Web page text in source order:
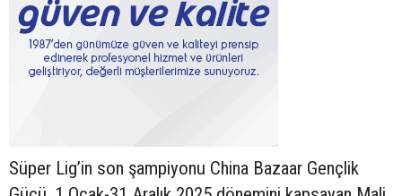
Süper Lig’in son şampiyonu China Bazaar Gençlik